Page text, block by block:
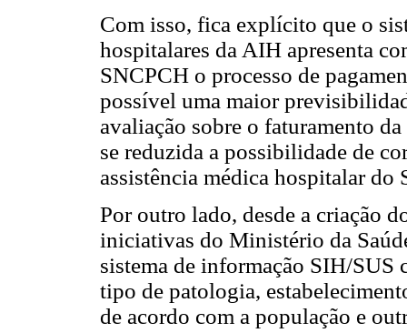
Com isso, fica explícito que o
hospitalares da AIH apresenta
SNCPCH o processo de
possível uma maior
avaliação sobre o faturamento
se reduzida a possibilidade de
assistência médica hospitalar do
Por outro lado, desde a criação
iniciativas do Ministério da
sistema de informação SIH/
tipo de patologia,
de acordo com a população e